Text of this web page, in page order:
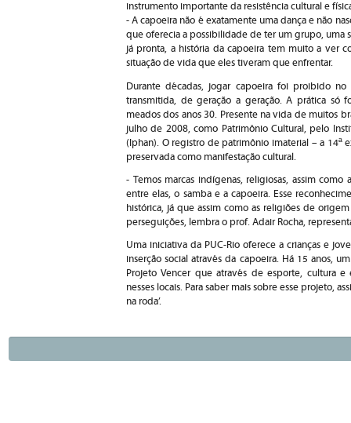
instrumento importante da resistência cultural e
- A capoeira não é exatamente uma dança e não
que oferecia a possibilidade de ter um grupo, uma
já pronta, a história da capoeira tem muito a ver
situação de vida que eles tiveram que enfrentar.
Durante décadas, jogar capoeira foi proibido
transmitida, de geração a geração. A prática só
meados dos anos 30. Presente na vida de muitos
julho de 2008, como Patrimônio Cultural, pelo
(Iphan). O registro de patrimônio imaterial – a 14ª
preservada como manifestação cultural.
- Temos marcas indígenas, religiosas, assim
entre elas, o samba e a capoeira. Esse
histórica, já que assim como as religiões de
perseguições, lembra o prof. Adair Rocha,
Uma iniciativa da PUC-Rio oferece a crianças e
inserção social através da capoeira. Há 15 anos,
Projeto Vencer que através de esporte, cultura
nesses locais. Para saber mais sobre esse projeto,
na roda’.